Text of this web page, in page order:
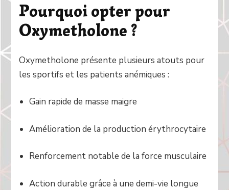
Pourquoi opter pour
Oxymetholone ?
Oxymetholone présente plusieurs atouts pour
les sportifs et les patients anémiques :
Gain rapide de masse maigre
Amélioration de la production érythrocytaire
Renforcement notable de la force musculaire
Action durable grâce à une demi-vie longue